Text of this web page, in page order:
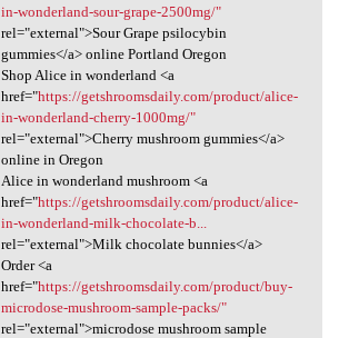
in-wonderland-sour-grape-2500mg/"
rel="external">Sour Grape psilocybin
gummies</a> online Portland Oregon
Shop Alice in wonderland <a
href="https://getshroomsdaily.com/product/alice-
in-wonderland-cherry-1000mg/"
rel="external">Cherry mushroom gummies</a>
online in Oregon
Alice in wonderland mushroom <a
href="https://getshroomsdaily.com/product/alice-
in-wonderland-milk-chocolate-b...
rel="external">Milk chocolate bunnies</a>
Order <a
href="https://getshroomsdaily.com/product/buy-
microdose-mushroom-sample-packs/"
rel="external">microdose mushroom sample